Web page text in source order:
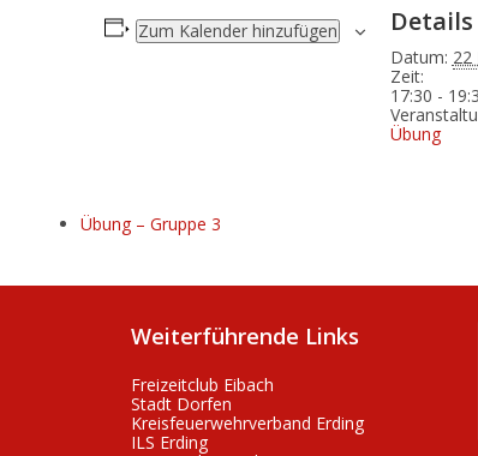
Zum Kalender hinzufügen Details
Datum: 22
Zeit:
17:30 -
Übung
Übung – Gruppe 3
Weiterführende Links
Freizeitclub Eibach
Stadt Dorfen
Kreisfeuerwehrverband Erding
ILS Erding